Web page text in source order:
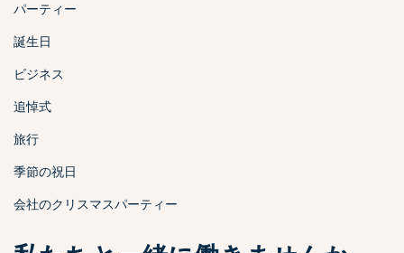
パーティー
誕生日
ビジネス
追悼式
旅行
季節の祝日
会社のクリスマスパーティー